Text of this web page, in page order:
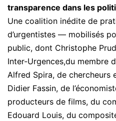
transparence dans les
Une coalition inédite de
d’urgentistes — mobilisés
public, dont Christophe
Inter-Urgences,du membre
Alfred Spira, de chercheurs
Didier Fassin, de
producteurs de films, du
Edouard Louis, du